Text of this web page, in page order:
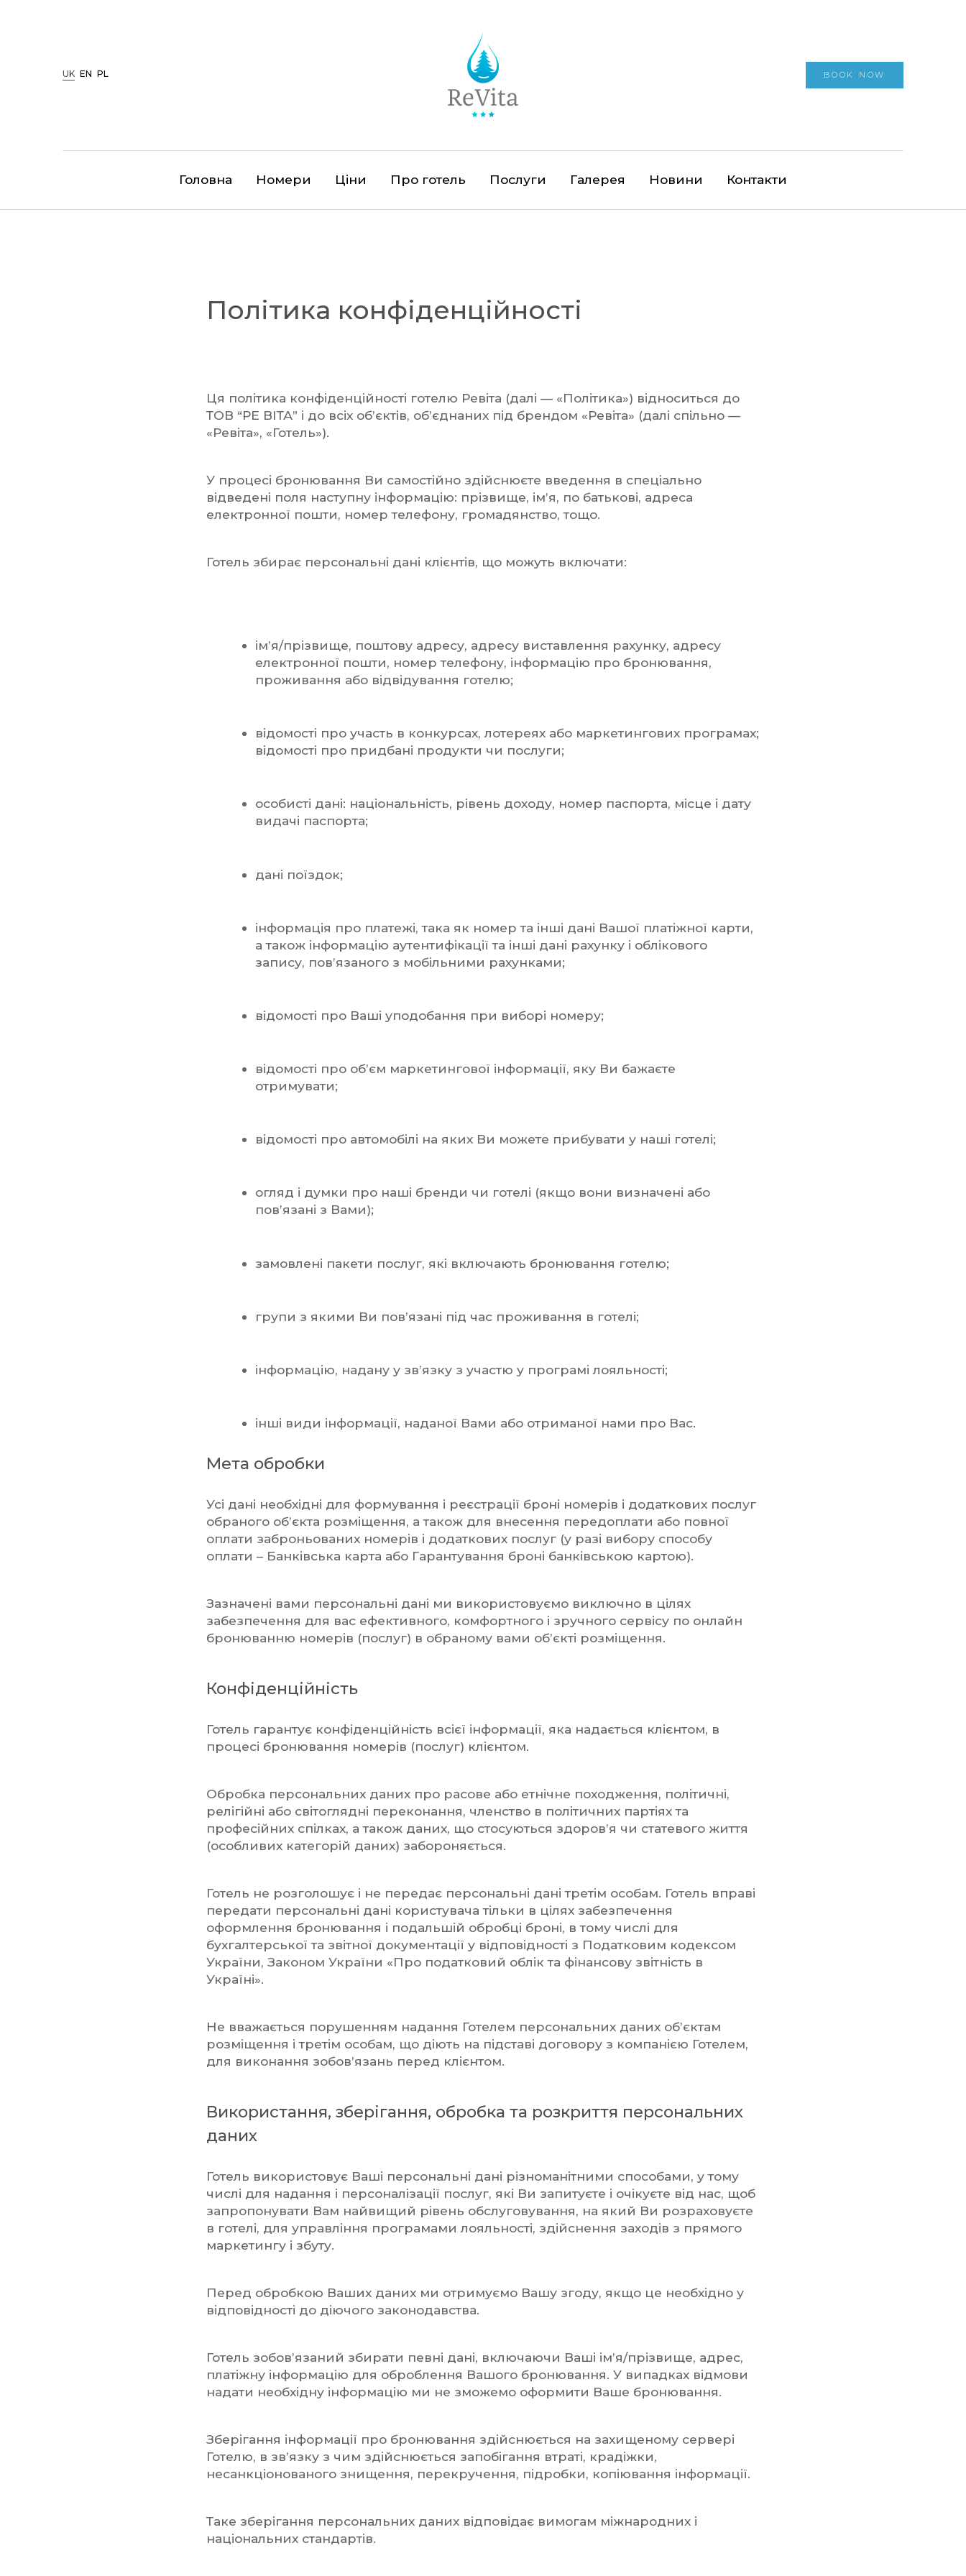
UK EN PL BOOK NOW
Головна Номери Ціни Про готель Послуги Галерея Новини Контакти
Політика конфіденційності
Ця політика конфіденційності готелю Ревіта (далі — «Політика») відноситься до
ТОВ “РЕ ВІТА” і до всіх об’єктів, об’єднаних під брендом «Ревіта» (далі спільно —
«Ревіта», «Готель»).
У процесі бронювання Ви самостійно здійснюєте введення в спеціально
відведені поля наступну інформацію: прізвище, ім’я, по батькові, адреса
електронної пошти, номер телефону, громадянство, тощо.
Готель збирає персональні дані клієнтів, що можуть включати:
ім’я/прізвище, поштову адресу, адресу виставлення рахунку, адресу
електронної пошти, номер телефону, інформацію про бронювання,
проживання або відвідування готелю;
відомості про участь в конкурсах, лотереях або маркетингових програмах;
відомості про придбані продукти чи послуги;
особисті дані: національність, рівень доходу, номер паспорта, місце і дату
видачі паспорта;
дані поїздок;
інформація про платежі, така як номер та інші дані Вашої платіжної карти,
а також інформацію аутентифікації та інші дані рахунку і облікового
запису, пов’язаного з мобільними рахунками;
відомості про Ваші уподобання при виборі номеру;
відомості про об’єм маркетингової інформації, яку Ви бажаєте
отримувати;
відомості про автомобілі на яких Ви можете прибувати у наші готелі;
огляд і думки про наші бренди чи готелі (якщо вони визначені або
пов’язані з Вами);
замовлені пакети послуг, які включають бронювання готелю;
групи з якими Ви пов’язані під час проживання в готелі;
інформацію, надану у зв’язку з участю у програмі лояльності;
інші види інформації, наданої Вами або отриманої нами про Вас.
Мета обробки
Усі дані необхідні для формування і реєстрації броні номерів і додаткових послуг
обраного об’єкта розміщення, а також для внесення передоплати або повної
оплати заброньованих номерів і додаткових послуг (у разі вибору способу
оплати – Банківська карта або Гарантування броні банківською картою).
Зазначені вами персональні дані ми використовуємо виключно в цілях
забезпечення для вас ефективного, комфортного і зручного сервісу по онлайн
бронюванню номерів (послуг) в обраному вами об’єкті розміщення.
Конфіденційність
Готель гарантує конфіденційність всієї інформації, яка надається клієнтом, в
процесі бронювання номерів (послуг) клієнтом.
Обробка персональних даних про расове або етнічне походження, політичні,
релігійні або світоглядні переконання, членство в політичних партіях та
професійних спілках, а також даних, що стосуються здоров’я чи статевого життя
(особливих категорій даних) забороняється.
Готель не розголошує і не передає персональні дані третім особам. Готель вправі
передати персональні дані користувача тільки в цілях забезпечення
оформлення бронювання і подальшій обробці броні, в тому числі для
бухгалтерської та звітної документації у відповідності з Податковим кодексом
України, Законом України «Про податковий облік та фінансову звітність в
Україні».
Не вважається порушенням надання Готелем персональних даних об’єктам
розміщення і третім особам, що діють на підставі договору з компанією Готелем,
для виконання зобов’язань перед клієнтом.
Використання, зберігання, обробка та розкриття персональних
даних
Готель використовує Ваші персональні дані різноманітними способами, у тому
числі для надання і персоналізації послуг, які Ви запитуєте і очікуєте від нас, щоб
запропонувати Вам найвищий рівень обслуговування, на який Ви розраховуєте
в готелі, для управління програмами лояльності, здійснення заходів з прямого
маркетингу і збуту.
Перед обробкою Ваших даних ми отримуємо Вашу згоду, якщо це необхідно у
відповідності до діючого законодавства.
Готель зобов’язаний збирати певні дані, включаючи Ваші ім’я/прізвище, адрес,
платіжну інформацію для оброблення Вашого бронювання. У випадках відмови
надати необхідну інформацію ми не зможемо оформити Ваше бронювання.
Зберігання інформації про бронювання здійснюється на захищеному сервері
Готелю, в зв’язку з чим здійснюється запобігання втраті, крадіжки,
несанкціонованого знищення, перекручення, підробки, копіювання інформації.
Таке зберігання персональних даних відповідає вимогам міжнародних і
національних стандартів.